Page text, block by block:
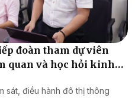
đoàn tham dự viên
quan và học hỏi kinh
thông minh
sát, điều hành đô thị thông